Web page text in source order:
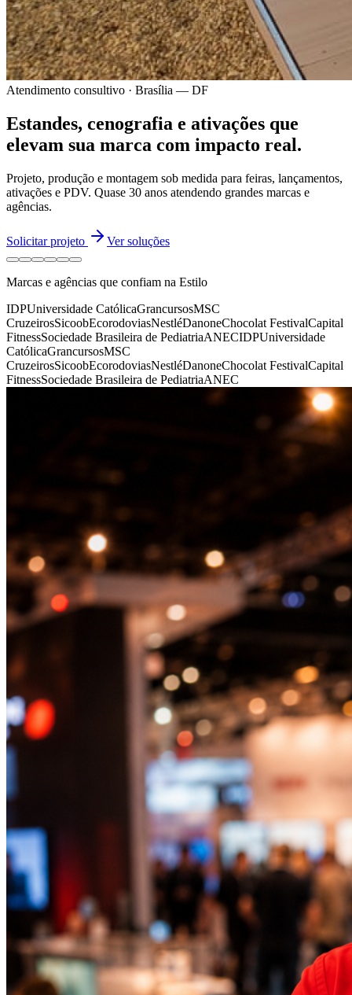
Atendimento consultivo · Brasília — DF
Estandes, cenografia e ativações que
elevam sua marca com impacto real.
Projeto, produção e montagem sob medida para feiras, lançamentos,
ativações e PDV. Quase 30 anos atendendo grandes marcas e
agências.
Solicitar projeto Ver soluções
Marcas e agências que confiam na Estilo
IDPUniversidade CatólicaGrancursosMSC
CruzeirosSicoobEcorodoviasNestléDanoneChocolat FestivalCapital
FitnessSociedade Brasileira de PediatriaANECIDPUniversidade
CatólicaGrancursosMSC
CruzeirosSicoobEcorodoviasNestléDanoneChocolat FestivalCapital
FitnessSociedade Brasileira de PediatriaANEC